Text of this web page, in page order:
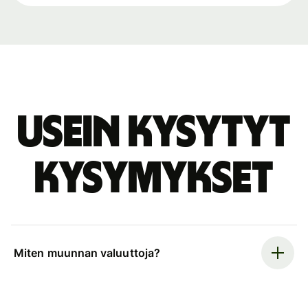
Usein kysytyt
kysymykset
Miten muunnan valuuttoja?